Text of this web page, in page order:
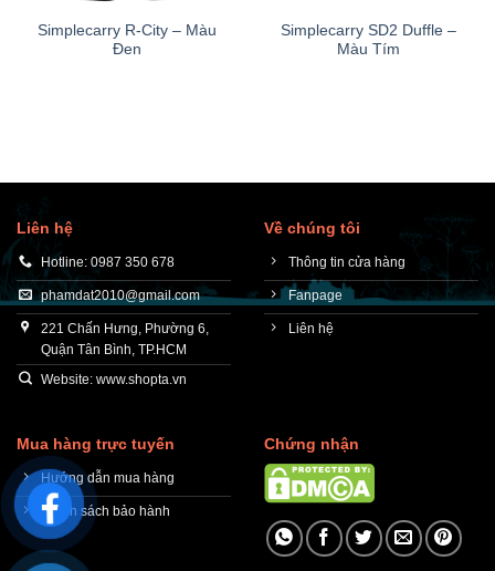
Simplecarry R-City – Màu
Đen
Simplecarry SD2 Duffle –
Màu Tím
Liên hệ
Hotline: 0987 350 678
phamdat2010@gmail.com
221 Chấn Hưng, Phường 6,
Quận Tân Bình, TP.HCM
Website: www.shopta.vn
Về chúng tôi
Thông tin cửa hàng
Fanpage
Liên hệ
Mua hàng trực tuyến
Hướng dẫn mua hàng
Chính sách bảo hành
Chứng nhận